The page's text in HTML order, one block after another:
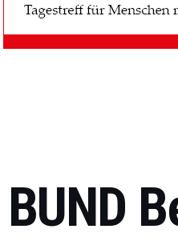
BUND